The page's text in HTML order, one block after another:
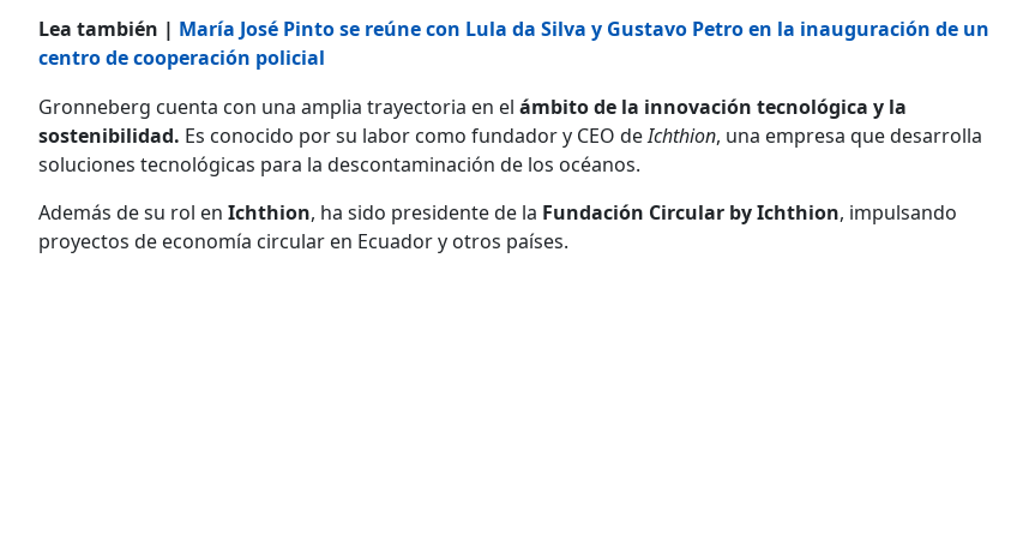
Lea también | María José Pinto se reúne con Lula da Silva y Gustavo Petro en la inauguración de un
centro de cooperación policial
Gronneberg cuenta con una amplia trayectoria en el ámbito de la innovación tecnológica y la
sostenibilidad. Es conocido por su labor como fundador y CEO deIchthion, una empresa que desarrolla
soluciones tecnológicas para la descontaminación de los océanos.
Además de su rol en Ichthion, ha sido presidente de la Fundación Circular by Ichthion, impulsando
proyectos de economía circular en Ecuador y otros países.